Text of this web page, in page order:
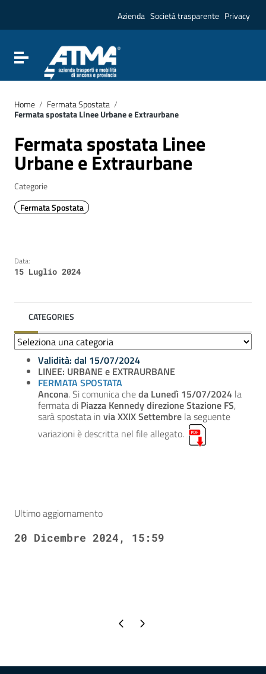
Vai al menu di navigazione
Vai al footer
Azienda Società trasparente Privacy
Attiva / disattiva la navigazione
Home / Fermata Spostata /
Fermata spostata Linee Urbane e Extraurbane
Fermata spostata Linee
Urbane e Extraurbane
Categorie
Fermata Spostata
Data:
15 Luglio 2024
CATEGORIES
Categories
Validità: dal 15/07/2024
LINEE: URBANE e EXTRAURBANE
FERMATA SPOSTATA
Ancona. Si comunica cheda Lunedì 15/07/2024 la
fermata di Piazza Kennedy direzione Stazione FS,
sarà spostata in via XXIX Settembre la seguente
variazioni è descritta nel file allegato.
Ultimo aggiornamento
20 Dicembre 2024, 15:59
Pagina precedente
Pagina successiva